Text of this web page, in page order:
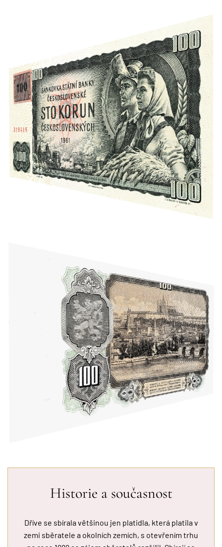
Historie a současnost
Dříve se sbírala většinou jen platidla, která platila v
zemi sběratele a okolních zemích, s otevřením trhu